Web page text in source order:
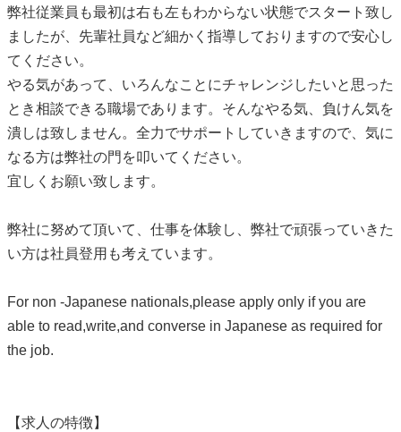
弊社従業員も最初は右も左もわからない状態でスタート致し
ましたが、先輩社員など細かく指導しておりますので安心し
てください。
やる気があって、いろんなことにチャレンジしたいと思った
とき相談できる職場であります。そんなやる気、負けん気を
潰しは致しません。全力でサポートしていきますので、気に
なる方は弊社の門を叩いてください。
宜しくお願い致します。
弊社に努めて頂いて、仕事を体験し、弊社で頑張っていきた
い方は社員登用も考えています。
For non -Japanese nationals,please apply only if you are
able to read,write,and converse in Japanese as required for
the job.
【求人の特徴】